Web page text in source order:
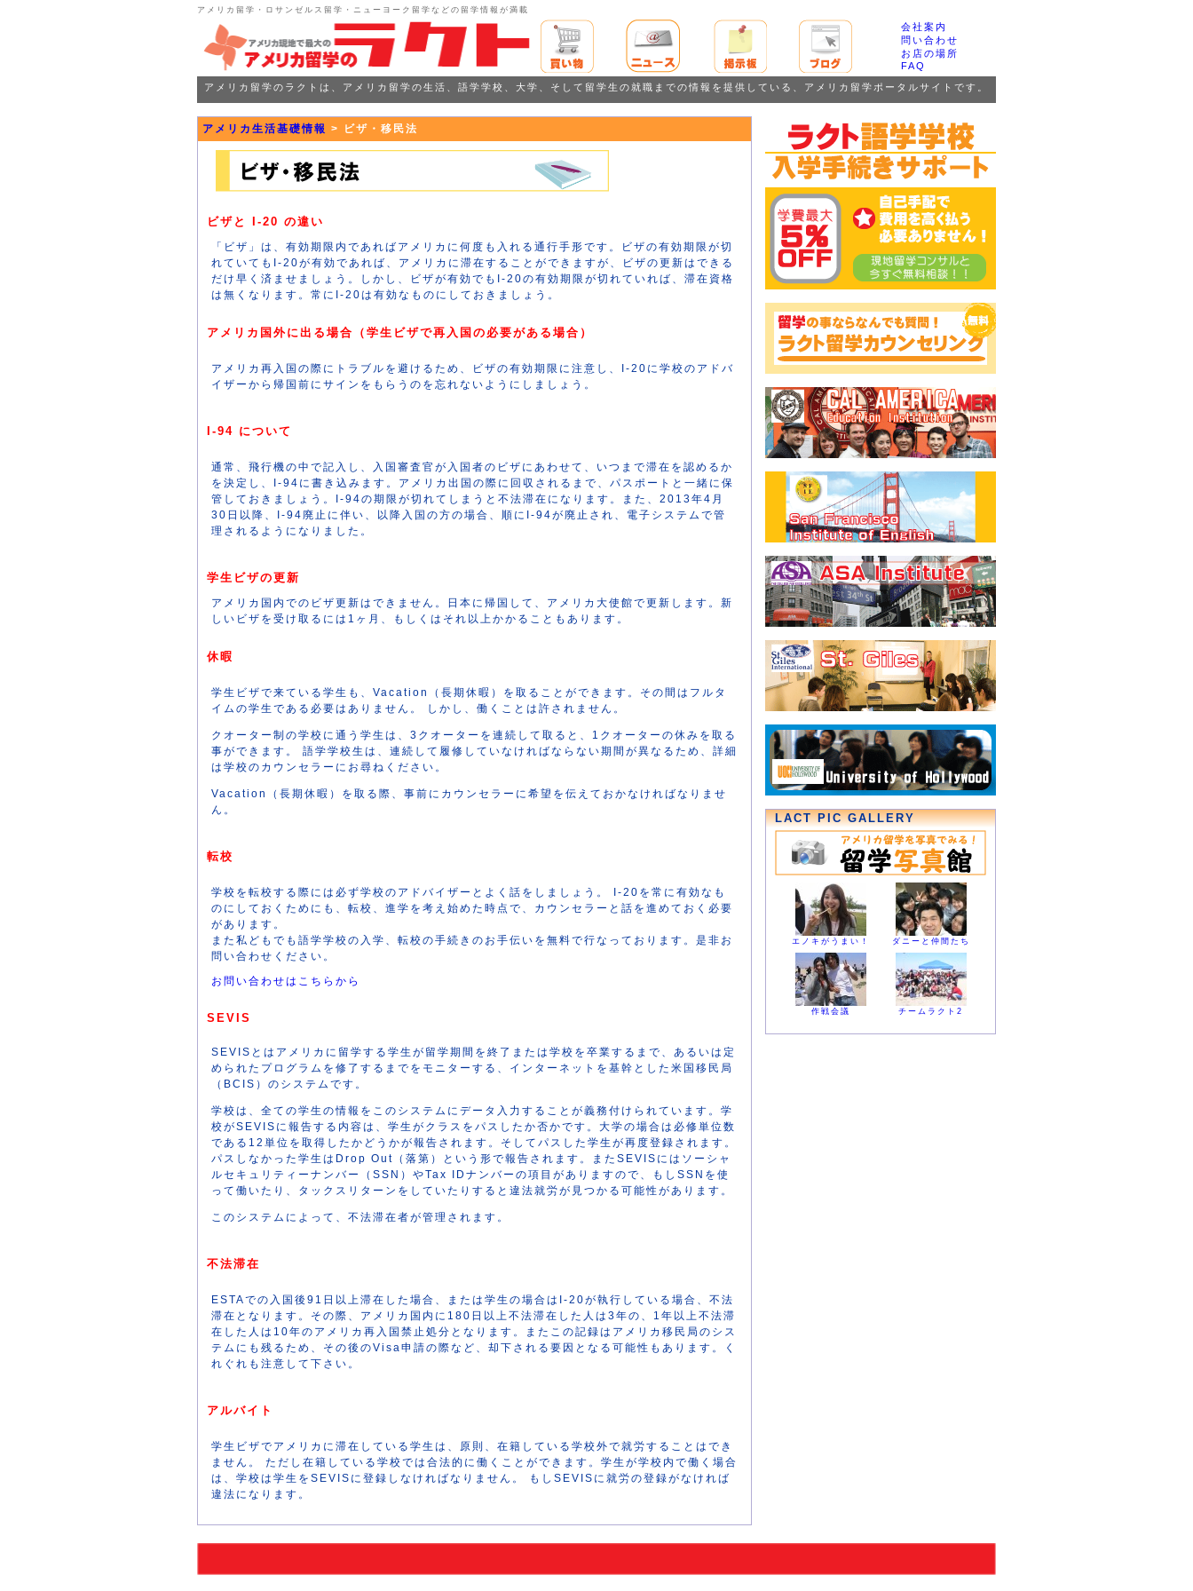
アメリカ留学・ロサンゼルス留学・ニューヨーク留学などの留学情報が満載
会社案内
問い合わせ
お店の場所
FAQ
アメリカ留学のラクトは、アメリカ留学の生活、語学学校、大学、そして留学生の就職までの情報を提供している、アメリカ留学ポータルサイトです。
アメリカ生活基礎情報 > ビザ・移民法
ビザと I-20 の違い
「ビザ」は、有効期限内であればアメリカに何度も入れる通行手形です。ビザの有効期限が切
れていてもI-20が有効であれば、アメリカに滞在することができますが、ビザの更新はできる
だけ早く済ませましょう。しかし、ビザが有効でもI-20の有効期限が切れていれば、滞在資格
は無くなります。常にI-20は有効なものにしておきましょう。
アメリカ国外に出る場合（学生ビザで再入国の必要がある場合）
アメリカ再入国の際にトラブルを避けるため、ビザの有効期限に注意し、I-20に学校のアドバ
イザーから帰国前にサインをもらうのを忘れないようにしましょう。
I-94 について
通常、飛行機の中で記入し、入国審査官が入国者のビザにあわせて、いつまで滞在を認めるか
を決定し、I-94に書き込みます。アメリカ出国の際に回収されるまで、パスポートと一緒に保
管しておきましょう。I-94の期限が切れてしまうと不法滞在になります。また、2013年4月
30日以降、I-94廃止に伴い、以降入国の方の場合、順にI-94が廃止され、電子システムで管
理されるようになりました。
学生ビザの更新
アメリカ国内でのビザ更新はできません。日本に帰国して、アメリカ大使館で更新します。新
しいビザを受け取るには1ヶ月、もしくはそれ以上かかることもあります。
休暇
学生ビザで来ている学生も、Vacation（長期休暇）を取ることができます。その間はフルタ
イムの学生である必要はありません。 しかし、働くことは許されません。
クオーター制の学校に通う学生は、3クオーターを連続して取ると、1クオーターの休みを取る
事ができます。 語学学校生は、連続して履修していなければならない期間が異なるため、詳細
は学校のカウンセラーにお尋ねください。
Vacation（長期休暇）を取る際、事前にカウンセラーに希望を伝えておかなければなりませ
ん。
転校
学校を転校する際には必ず学校のアドバイザーとよく話をしましょう。 I-20を常に有効なも
のにしておくためにも、転校、進学を考え始めた時点で、カウンセラーと話を進めておく必要
があります。
また私どもでも語学学校の入学、転校の手続きのお手伝いを無料で行なっております。是非お
問い合わせください。
お問い合わせはこちらから
SEVIS
SEVISとはアメリカに留学する学生が留学期間を終了または学校を卒業するまで、あるいは定
められたプログラムを修了するまでをモニターする、インターネットを基幹とした米国移民局
（BCIS）のシステムです。
学校は、全ての学生の情報をこのシステムにデータ入力することが義務付けられています。学
校がSEVISに報告する内容は、学生がクラスをパスしたか否かです。大学の場合は必修単位数
である12単位を取得したかどうかが報告されます。そしてパスした学生が再度登録されます。
パスしなかった学生はDrop Out（落第）という形で報告されます。またSEVISにはソーシャ
ルセキュリティーナンバー（SSN）やTax IDナンバーの項目がありますので、もしSSNを使
って働いたり、タックスリターンをしていたりすると違法就労が見つかる可能性があります。
このシステムによって、不法滞在者が管理されます。
不法滞在
ESTAでの入国後91日以上滞在した場合、または学生の場合はI-20が執行している場合、不法
滞在となります。その際、アメリカ国内に180日以上不法滞在した人は3年の、1年以上不法滞
在した人は10年のアメリカ再入国禁止処分となります。またこの記録はアメリカ移民局のシス
テムにも残るため、その後のVisa申請の際など、却下される要因となる可能性もあります。く
れぐれも注意して下さい。
アルバイト
学生ビザでアメリカに滞在している学生は、原則、在籍している学校外で就労することはでき
ません。 ただし在籍している学校では合法的に働くことができます。学生が学校内で働く場合
は、学校は学生をSEVISに登録しなければなりません。 もしSEVISに就労の登録がなければ
違法になります。
LACT PIC GALLERY
エノキがうまい！ ダニーと仲間たち
作戦会議 チームラクト2